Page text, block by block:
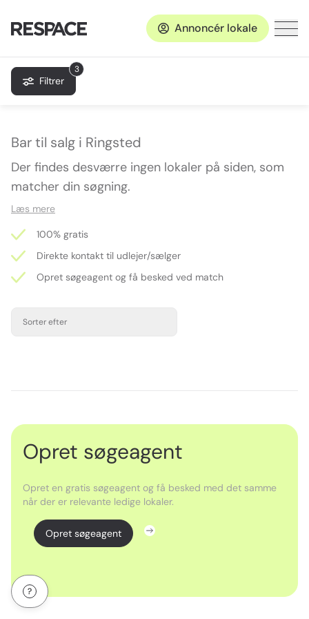
Annoncér lokale
3
Filtrer
Bar til salg i Ringsted
Der findes desværre ingen lokaler på siden, som
matcher din søgning.
Læs mere
100% gratis
Direkte kontakt til udlejer/sælger
Opret søgeagent og få besked ved match
Sorter efter
Opret søgeagent
Opret en gratis søgeagent og få besked med det samme
når der er relevante ledige lokaler.
Opret søgeagent